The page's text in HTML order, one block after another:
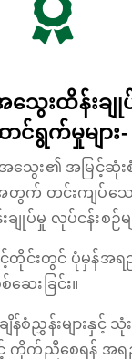
ေးထိန်းချုပ်
င်ရွက်မှုများ-
း၏ အမြင့်ဆုံးစံ
တွက် တင်းကျပ်သေ
ပ်မှု လုပ်ငန်းစဉ်မျ
င်းတွင် ပုံမှန်အရ
ဆေးခြင်း။
န်စံညွှန်းများနှင့် သုံ
င့် ကိုက်ညီစေရန် အ